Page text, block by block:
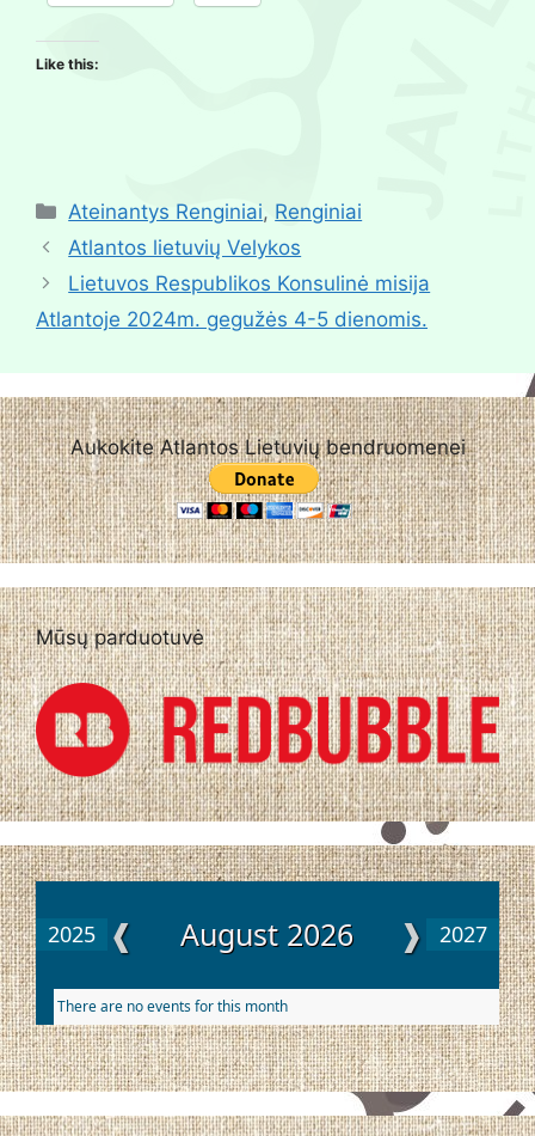
Like this:
Ateinantys Renginiai, Renginiai
Atlantos lietuvių Velykos
Lietuvos Respublikos Konsulinė misija
Atlantoje 2024m. gegužės 4-5 dienomis.
Aukokite Atlantos Lietuvių bendruomenei
Mūsų parduotuvė
2025 ❰ August 2026 ❱ 2027
There are no events for this month